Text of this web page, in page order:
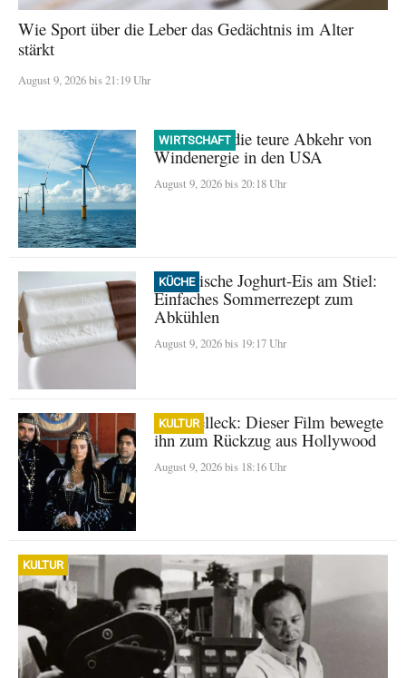
Wie Sport über die Leber das Gedächtnis im Alter
stärkt
August 9, 2026 bis 21:19 Uhr
WIRTSCHAFT
Trump und die teure Abkehr von
Windenergie in den USA
August 9, 2026 bis 20:18 Uhr
KÜCHE
Griechische Joghurt-Eis am Stiel:
Einfaches Sommerrezept zum
Abkühlen
August 9, 2026 bis 19:17 Uhr
KULTUR
Tom Selleck: Dieser Film bewegte
ihn zum Rückzug aus Hollywood
August 9, 2026 bis 18:16 Uhr
KULTUR